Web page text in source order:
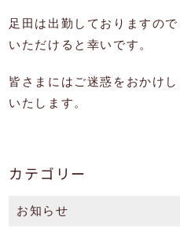
足田は出勤しておりますの
いただけると幸いです。
皆さまにはご迷惑をおかけ
いたします。
カテゴリー
お知らせ